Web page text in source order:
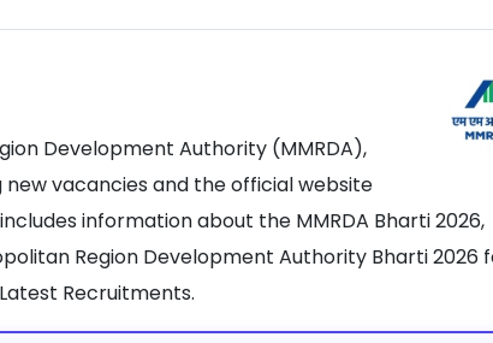
Development Authority (MMRDA),
new vacancies and the official website
information about the MMRDA Bharti 2026,
Region Development Authority Bharti 2026
Recruitments.